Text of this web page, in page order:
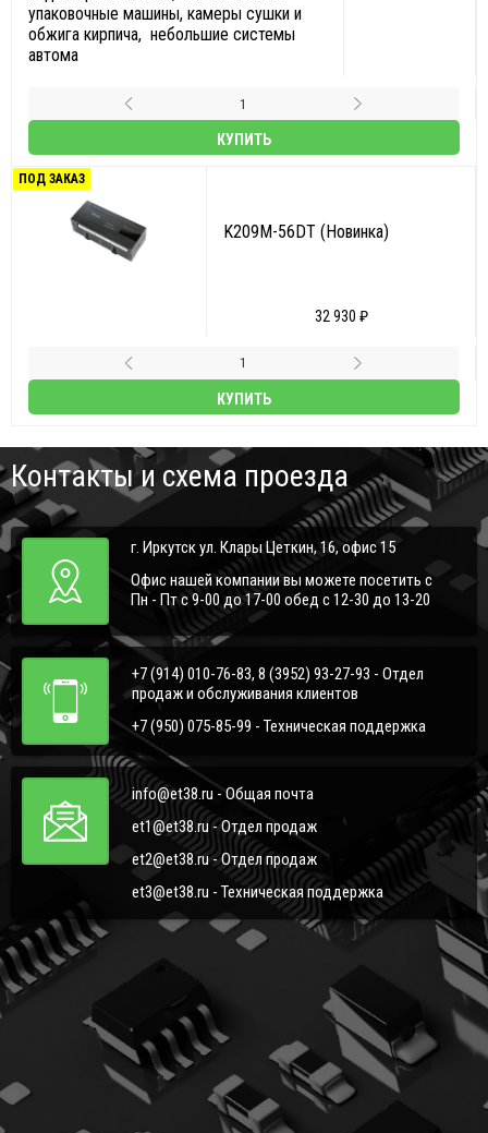
упаковочные машины, камеры сушки и
обжига кирпича, небольшие системы
автома
КУПИТЬ
ПОД ЗАКАЗ
K209M-56DT (Новинка)
32 930 ₽
КУПИТЬ
Контакты и схема проезда
г. Иркутск ул. Клары Цеткин, 16, офис 15
Офис нашей компании вы можете посетить с
Пн - Пт с 9-00 до 17-00 обед с 12-30 до 13-20
+7 (914) 010-76-83, 8 (3952) 93-27-93 - Отдел
продаж и обслуживания клиентов
+7 (950) 075-85-99 - Техническая поддержка
info@et38.ru - Общая почта
et1@et38.ru - Отдел продаж
et2@et38.ru - Отдел продаж
et3@et38.ru - Техническая поддержка